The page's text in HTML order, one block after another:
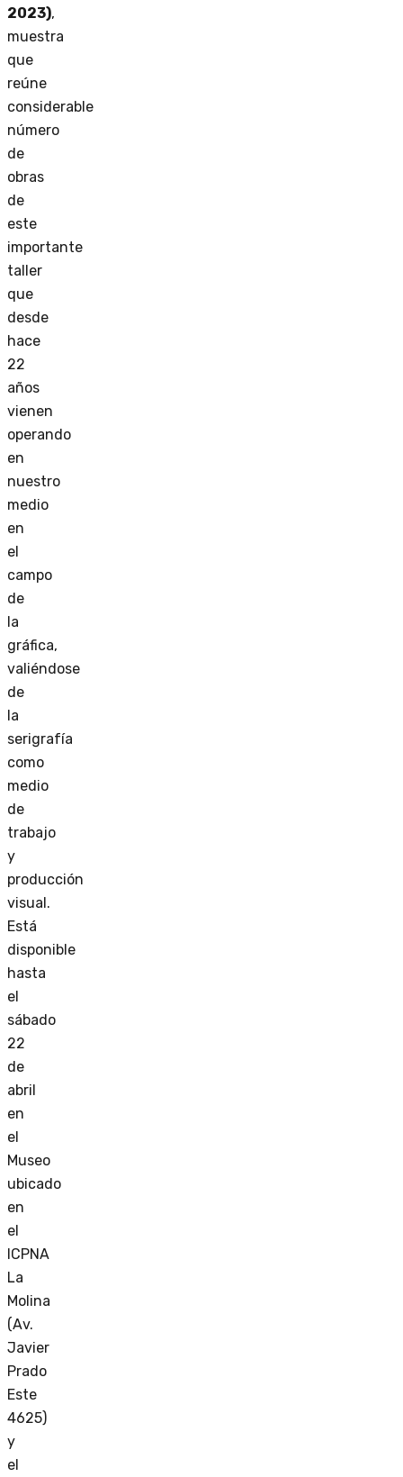
2023),
muestra
que
reúne
considerable
número
de
obras
de
este
importante
taller
que
desde
hace
22
años
vienen
operando
en
nuestro
medio
en
el
campo
de
la
gráfica,
valiéndose
de
la
serigrafía
como
medio
de
trabajo
y
producción
visual.
Está
disponible
hasta
el
sábado
22
de
abril
en
el
Museo
ubicado
en
el
ICPNA
La
Molina
(Av.
Javier
Prado
Este
4625)
y
el